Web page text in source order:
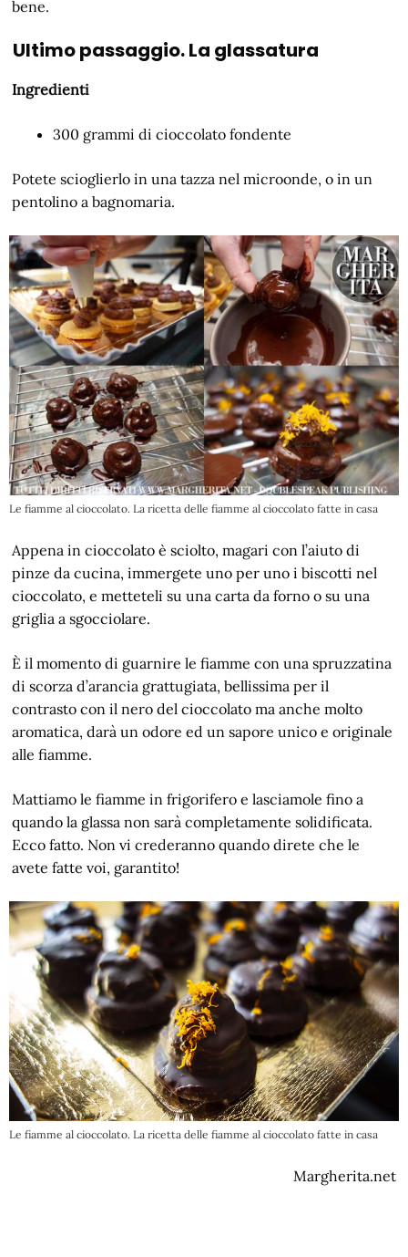
bene.
Ultimo passaggio. La glassatura
Ingredienti
300 grammi di cioccolato fondente
Potete scioglierlo in una tazza nel microonde, o in un
pentolino a bagnomaria.
Le fiamme al cioccolato. La ricetta delle fiamme al cioccolato fatte in casa
Appena in cioccolato è sciolto, magari con l’aiuto di
pinze da cucina, immergete uno per uno i biscotti nel
cioccolato, e metteteli su una carta da forno o su una
griglia a sgocciolare.
È il momento di guarnire le fiamme con una spruzzatina
di scorza d’arancia grattugiata, bellissima per il
contrasto con il nero del cioccolato ma anche molto
aromatica, darà un odore ed un sapore unico e originale
alle fiamme.
Mattiamo le fiamme in frigorifero e lasciamole fino a
quando la glassa non sarà completamente solidificata.
Ecco fatto. Non vi crederanno quando direte che le
avete fatte voi, garantito!
Le fiamme al cioccolato. La ricetta delle fiamme al cioccolato fatte in casa
Margherita.net